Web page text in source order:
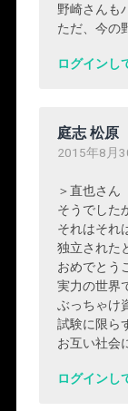
野崎さんも
ただ、今の
ログインし
庭志 松原
2015年8月
＞直也さん
そうでした
それはそれ
独立された
おめでとう
実力の世界
ぶっちゃけ
試験に限ら
お互い社会
ログインし